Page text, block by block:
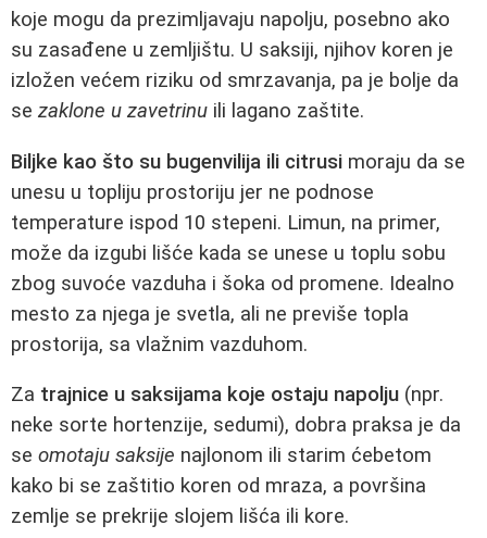
koje mogu da prezimljavaju napolju, posebno ako
su zasađene u zemljištu. U saksiji, njihov koren je
izložen većem riziku od smrzavanja, pa je bolje da
se zaklone u zavetrinu ili lagano zaštite.
Biljke kao što su bugenvilija ili citrusi moraju da se
unesu u topliju prostoriju jer ne podnose
temperature ispod 10 stepeni. Limun, na primer,
može da izgubi lišće kada se unese u toplu sobu
zbog suvoće vazduha i šoka od promene. Idealno
mesto za njega je svetla, ali ne previše topla
prostorija, sa vlažnim vazduhom.
Za trajnice u saksijama koje ostaju napolju (npr.
neke sorte hortenzije, sedumi), dobra praksa je da
se omotaju saksije najlonom ili starim ćebetom
kako bi se zaštitio koren od mraza, a površina
zemlje se prekrije slojem lišća ili kore.